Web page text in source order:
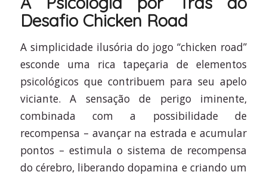
Desafio Chicken Road
A simplicidade ilusória do jogo “chicken road”
esconde uma rica tapeçaria de elementos
psicológicos que contribuem para seu apelo
viciante. A sensação de perigo iminente,
combinada com a possibilidade de
recompensa – avançar na estrada e acumular
pontos – estimula o sistema de recompensa
do cérebro, liberando dopamina e criando um